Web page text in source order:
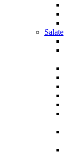
Salate